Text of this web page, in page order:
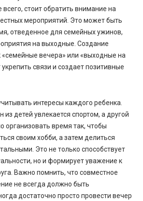
стоит обратить внимание на
мероприятий. Это может быть
отведенное для семейных ужинов,
на выходные. Создание
«семейные вечера» или «выходные на
связи и создает позитивные
интересы каждого ребенка.
из детей увлекается спортом, а другой
организовать время так, чтобы
своим хобби, а затем делиться
Это не только способствует
но и формирует уважение к
Важно помнить, что совместное
не всегда должно быть
достаточно просто провести вечер